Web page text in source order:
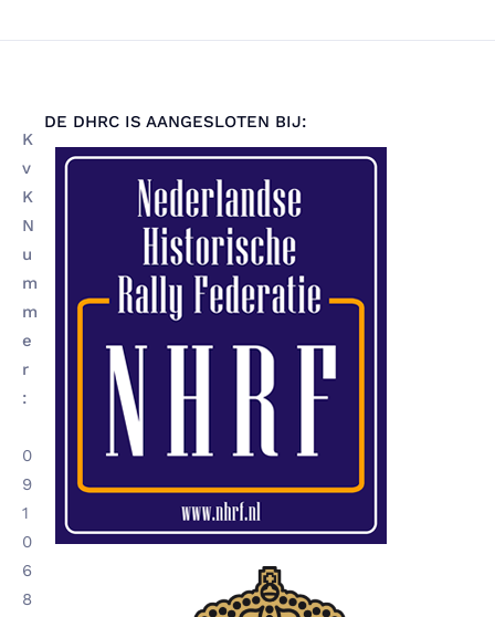
K
v
K
N
u
m
m
e
r
:
0
9
1
0
6
8
DE DHRC IS AANGESLOTEN BIJ: